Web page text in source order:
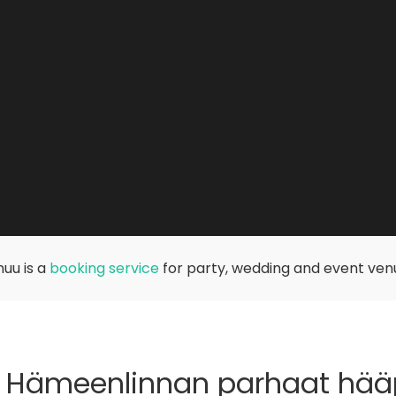
is a booking servicefor party, wedding and event
Hämeenlinnan parhaat